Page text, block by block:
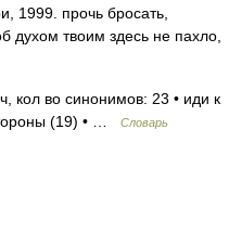
1999. прочь бросать,
духом твоим здесь не пахло,
кол во синонимов: 23 • иди к
(19) • …
Словарь